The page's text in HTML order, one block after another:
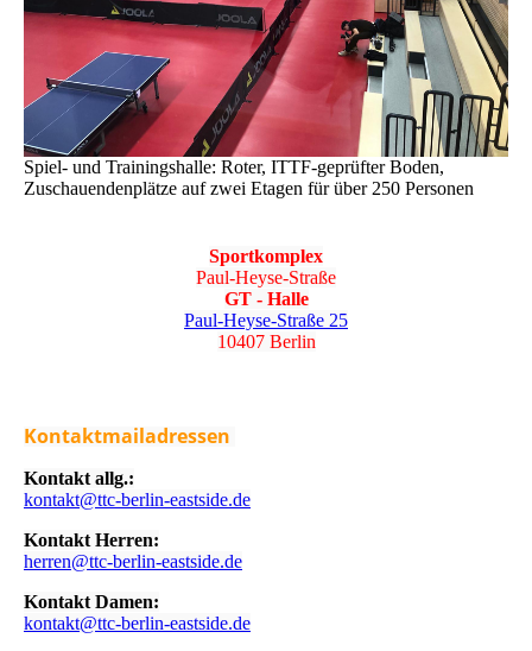
Spiel- und Trainingshalle: Roter, ITTF-geprüfter Boden,
Zuschauendenplätze auf zwei Etagen für über 250 Personen
Sportkomplex
Paul-Heyse-Straße
GT - Halle
Paul-Heyse-Straße 25
10407 Berlin
Kontaktmailadressen
Kontakt allg.:
kontakt@ttc-berlin-eastside.de
Kontakt Herren:
herren@ttc-berlin-eastside.de
Kontakt Damen:
kontakt@ttc-berlin-eastside.de